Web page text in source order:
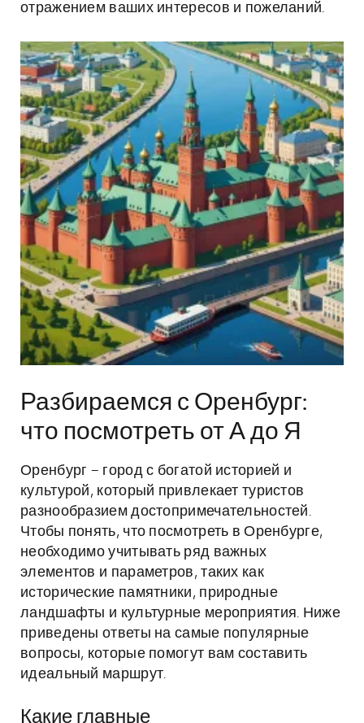
отражением ваших интересов и пожеланий.
Разбираемся с Оренбург:
что посмотреть от А до Я
Оренбург – город с богатой историей и
культурой, который привлекает туристов
разнообразием достопримечательностей.
Чтобы понять, что посмотреть в Оренбурге,
необходимо учитывать ряд важных
элементов и параметров, таких как
исторические памятники, природные
ландшафты и культурные мероприятия. Ниже
приведены ответы на самые популярные
вопросы, которые помогут вам составить
идеальный маршрут.
Какие главные